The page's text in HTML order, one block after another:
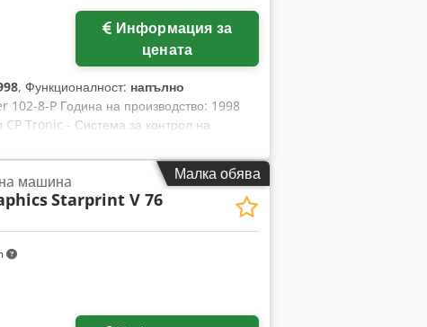
цената
, Функционалност: напълно
8-P Година на производство: 1998
Tronic - Система за контрол на
система за смяна на печатните плочи
почистване на гуменото платно -
на двойните листове - Електронна
подреждане на отпечатаните листове
De-curler) - Антистатична система -
Оборудване Super Blue - Система за
Weko Cedpfxezd R Hgs Aclerf Макс.
Тип машина: 8-цветна
Малка обява
машинa
Starprint V 76